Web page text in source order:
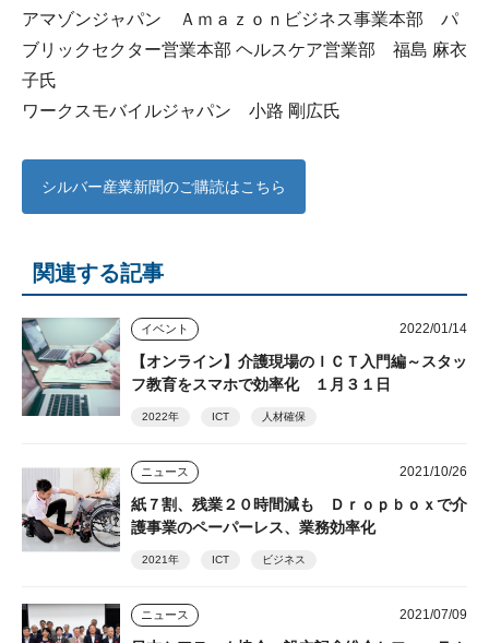
アマゾンジャパン Ａｍａｚｏｎビジネス事業本部 パ
ブリックセクター営業本部 ヘルスケア営業部 福島 麻衣
子氏
ワークスモバイルジャパン 小路 剛広氏
シルバー産業新聞のご購読はこちら
関連する記事
イベント 2022/01/14
【オンライン】介護現場のＩＣＴ入門編～スタッ
フ教育をスマホで効率化 １月３１日
2022年 ICT 人材確保
ニュース 2021/10/26
紙７割、残業２０時間減も Ｄｒｏｐｂｏｘで介
護事業のペーパーレス、業務効率化
2021年 ICT ビジネス
ニュース 2021/07/09